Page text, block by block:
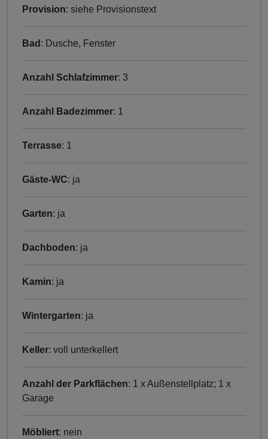
Provision: siehe Provisionstext
Bad : Dusche, Fenster
Anzahl Schlafzimmer: 3
Anzahl Badezimmer: 1
Terrasse: 1
Gäste-WC: ja
Garten: ja
Dachboden: ja
Kamin: ja
Wintergarten: ja
Keller: voll unterkellert
Anzahl der Parkflächen: 1 x Außenstellplatz; 1 x
Garage
Möbliert: nein